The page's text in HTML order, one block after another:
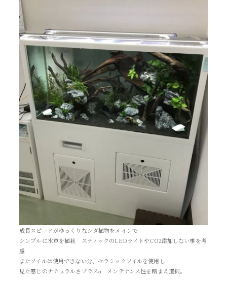
成長スピードがゆっくりなシダ植物をメインで
シンプルに水草を植栽 スティックのLEDライトやCO2添加しない事を考
慮
またソイルは使用できない分、セラミックソイルを使用し
見た感じのナチュラルさプラスα メンテナンス性を踏まえ選択。